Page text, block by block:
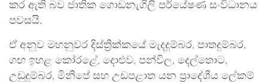
කර ඇති බව ජාතික ගොඩනැගිලි පර්යේෂණ සංවිධානය
පවසයි.
ඒ අනුව මහනුවර දිස්ත්‍රික්කයේ මැදදුම්බර, පාතදුම්බර,
ගඟ ඉහළ කෝරළේ, දොළුව, පන්විල, දෙල්තොට,
උඩුදුම්බර, මිනිපේ සහ උඩපළාත යන ප්‍රාදේශීය ලේකම්